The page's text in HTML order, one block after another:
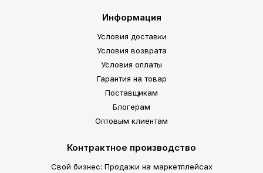
Информация
Условия доставки
Условия возврата
Условия оплаты
Гарантия на товар
Поставщикам
Блогерам
Оптовым клиентам
Контрактное производство
Свой бизнес: Продажи на маркетплейсах